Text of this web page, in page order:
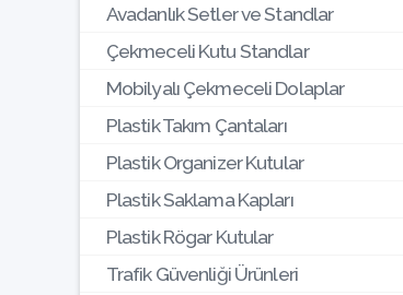
Avadanlık Setler ve Standlar
Çekmeceli Kutu Standlar
Mobilyalı Çekmeceli Dolaplar
Plastik Takım Çantaları
Plastik Organizer Kutular
Plastik Saklama Kapları
Plastik Rögar Kutular
Trafik Güvenliği Ürünleri